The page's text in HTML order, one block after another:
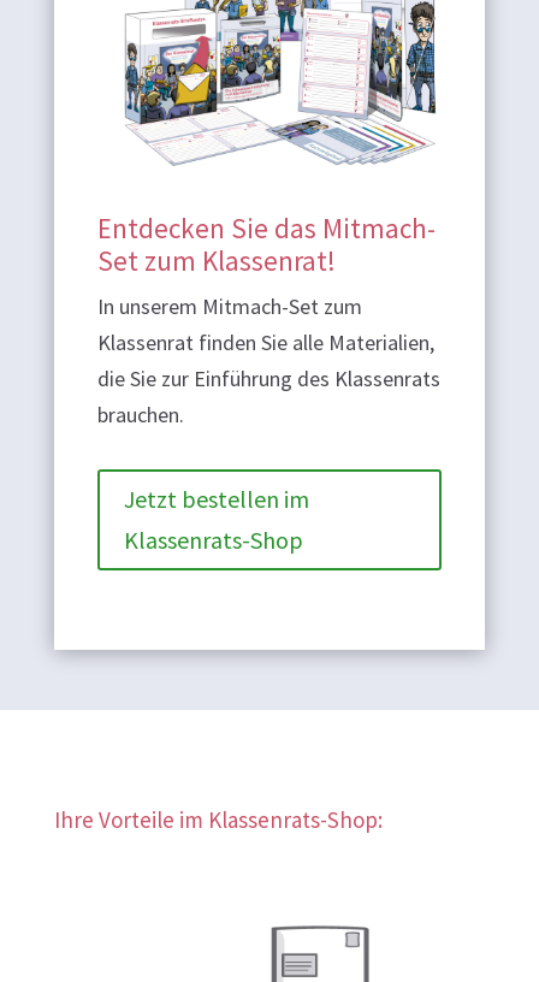
Entdecken Sie das Mitmach-
Set zum Klassenrat!
In unserem Mitmach-Set zum
Klassenrat finden Sie alle Materialien,
die Sie zur Einführung des Klassenrats
brauchen.
Jetzt bestellen im
Klassenrats-Shop
Ihre Vorteile im Klassenrats-Shop: